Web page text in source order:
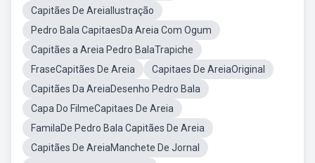
Capitães De AreiaIlustração
Pedro Bala CapitaesDa Areia Com Ogum
Capitães a Areia Pedro BalaTrapiche
FraseCapitães De Areia
Capitaes De AreiaOriginal
Capitães Da AreiaDesenho Pedro Bala
Capa Do FilmeCapitaes De Areia
FamilaDe Pedro Bala Capitães De Areia
Capitães De AreiaManchete De Jornal